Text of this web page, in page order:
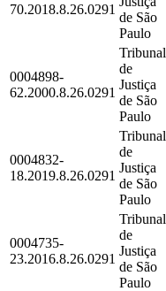
70.2018.8.26.0291
de São
Paulo
0004898-
62.2000.8.26.0291
Tribunal
de
Justiça
de São
Paulo
0004832-
18.2019.8.26.0291
Tribunal
de
Justiça
de São
Paulo
0004735-
23.2016.8.26.0291
Tribunal
de
Justiça
de São
Paulo